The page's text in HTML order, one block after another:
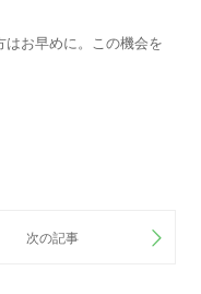
お早めに。この機会を